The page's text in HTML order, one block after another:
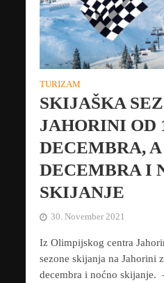
TURIZAM
SKIJAŠKA
JAHORINI OD
DECEMBRA, A
DECEMBRA I
SKIJANJE
30. November 2021
Iz Olimpijskog centra
sezone skijanja na Jahorini
decembra i noćno skijanje.